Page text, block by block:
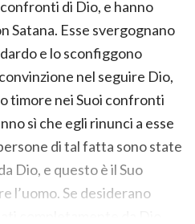
di Dio, e hanno
Esse svergognano
e lo sconfiggono
nel seguire Dio,
timore nei Suoi confronti
sì che egli rinunci a esse
di tal fatta sono state
Dio, e questo è il Suo
l’uomo. Se desiderano